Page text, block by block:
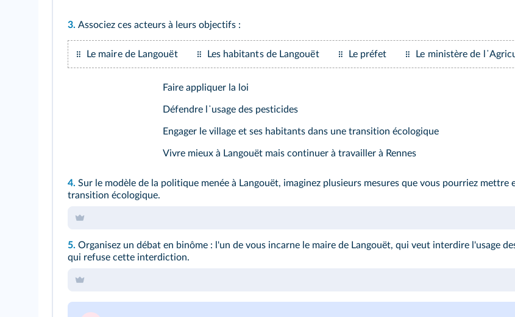
3. Associez ces acteurs à leurs objectifs :
Le maire de Langouët Les habitants de Langouët Le préfet Le ministère de
Faire appliquer la loi
Défendre l᾽usage des pesticides
Engager le village et ses habitants dans une transition écologique
Vivre mieux à Langouët mais continuer à travailler à Rennes
4. Sur le modèle de la politique menée à Langouët, imaginez plusieurs mesures que vous pourriez
transition écologique.
5. Organisez un débat en binôme : l'un de vous incarne le maire de Langouët, qui veut interdire l'usage
qui refuse cette interdiction.